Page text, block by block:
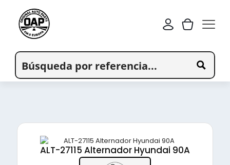
ALT-27115 Alternador Hyundai 90A